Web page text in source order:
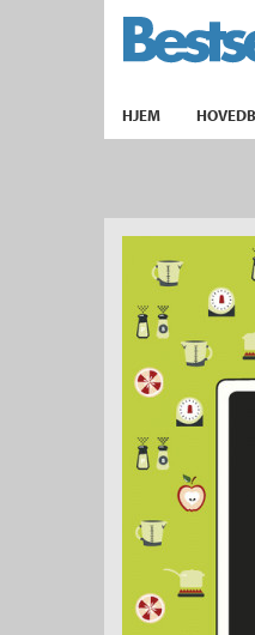
TIL
HJEM